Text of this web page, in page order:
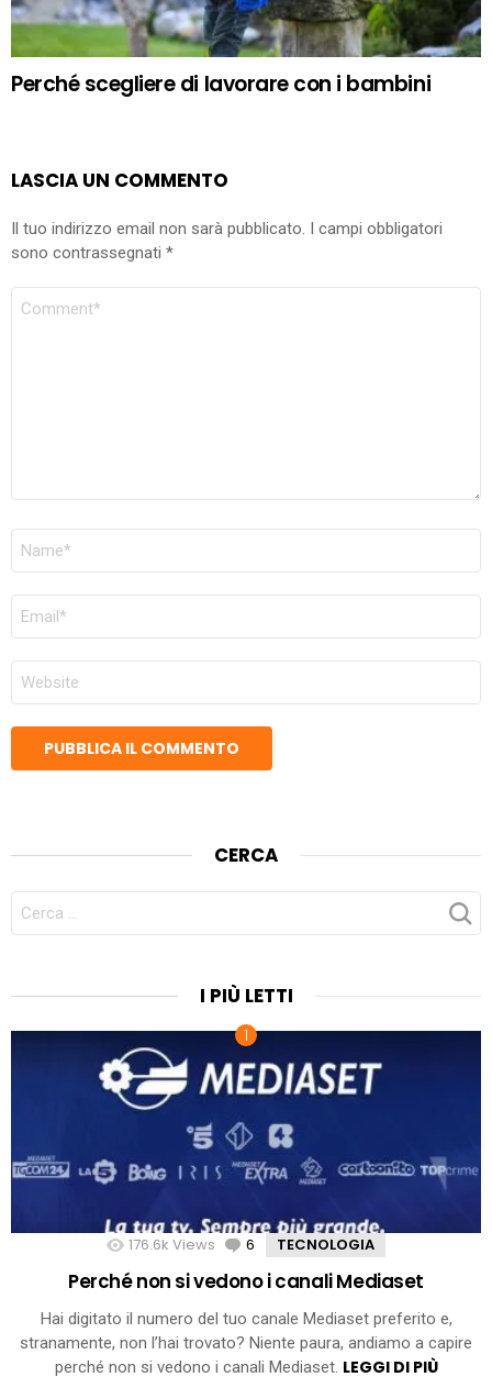
Perché scegliere di lavorare con i bambini
LASCIA UN COMMENTO
Il tuo indirizzo email non sarà pubblicato. I campi obbligatori
sono contrassegnati *
WEB
CERCA
PER:
I PIÙ LETTI
176.6k Views 6 Comments
TECNOLOGIA
Perché non si vedono i canali Mediaset
Hai digitato il numero del tuo canale Mediaset preferito e,
stranamente, non l’hai trovato? Niente paura, andiamo a capire
perché non si vedono i canali Mediaset. LEGGI DI PIÙ